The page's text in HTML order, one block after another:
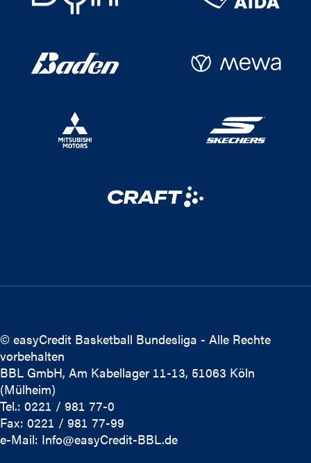
© easyCredit Basketball Bundesliga - Alle Rechte
vorbehalten
BBL GmbH, Am Kabellager 11-13, 51063 Köln
(Mülheim)
Tel.: 0221 / 981 77-0
Fax: 0221 / 981 77-99
e-Mail: Info@easyCredit-BBL.de